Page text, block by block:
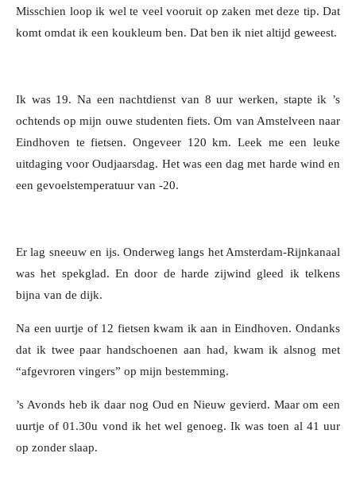
Misschien loop ik wel te veel vooruit op zaken met deze tip. Dat
komt omdat ik een koukleum ben. Dat ben ik niet altijd geweest.
Ik was 19. Na een nachtdienst van 8 uur werken, stapte ik ’s
ochtends op mijn ouwe studenten fiets. Om van Amstelveen naar
Eindhoven te fietsen. Ongeveer 120 km. Leek me een leuke
uitdaging voor Oudjaarsdag. Het was een dag met harde wind en
een gevoelstemperatuur van -20.
Er lag sneeuw en ijs. Onderweg langs het Amsterdam-Rijnkanaal
was het spekglad. En door de harde zijwind gleed ik telkens
bijna van de dijk.
Na een uurtje of 12 fietsen kwam ik aan in Eindhoven. Ondanks
dat ik twee paar handschoenen aan had, kwam ik alsnog met
“afgevroren vingers” op mijn bestemming.
’s Avonds heb ik daar nog Oud en Nieuw gevierd. Maar om een
uurtje of 01.30u vond ik het wel genoeg. Ik was toen al 41 uur
op zonder slaap.